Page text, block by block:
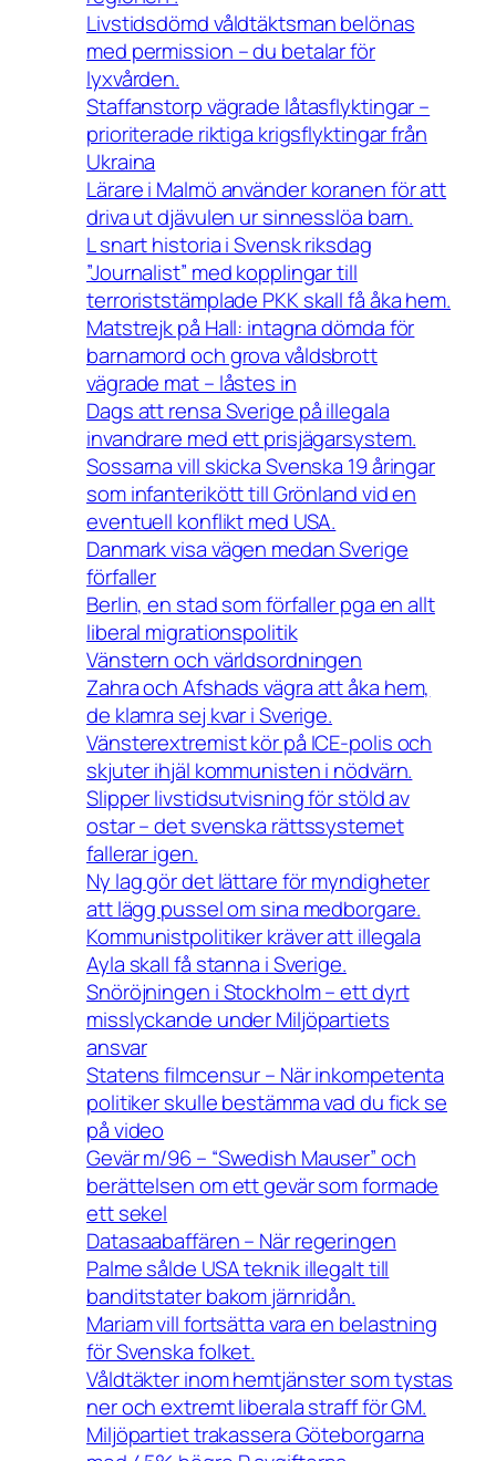
Livstidsdömd våldtäktsman belönas
med permission – du betalar för
lyxvården.
Staffanstorp vägrade låtasflyktingar –
prioriterade riktiga krigsflyktingar från
Ukraina
Lärare i Malmö använder koranen för att
driva ut djävulen ur sinnesslöa barn.
L snart historia i Svensk riksdag
”Journalist” med kopplingar till
terroriststämplade PKK skall få åka hem.
Matstrejk på Hall: intagna dömda för
barnamord och grova våldsbrott
vägrade mat – låstes in
Dags att rensa Sverige på illegala
invandrare med ett prisjägarsystem.
Sossarna vill skicka Svenska 19 åringar
som infanterikött till Grönland vid en
eventuell konflikt med USA.
Danmark visa vägen medan Sverige
förfaller
Berlin, en stad som förfaller pga en allt
liberal migrationspolitik
Vänstern och världsordningen
Zahra och Afshads vägra att åka hem,
de klamra sej kvar i Sverige.
Vänsterextremist kör på ICE-polis och
skjuter ihjäl kommunisten i nödvärn.
Slipper livstidsutvisning för stöld av
ostar – det svenska rättssystemet
fallerar igen.
Ny lag gör det lättare för myndigheter
att lägg pussel om sina medborgare.
Kommunistpolitiker kräver att illegala
Ayla skall få stanna i Sverige.
Snöröjningen i Stockholm – ett dyrt
misslyckande under Miljöpartiets
ansvar
Statens filmcensur – När inkompetenta
politiker skulle bestämma vad du fick se
på video
Gevär m/96 – “Swedish Mauser” och
berättelsen om ett gevär som formade
ett sekel
Datasaabaffären – När regeringen
Palme sålde USA teknik illegalt till
banditstater bakom järnridån.
Mariam vill fortsätta vara en belastning
för Svenska folket.
Våldtäkter inom hemtjänster som tystas
ner och extremt liberala straff för GM.
Miljöpartiet trakassera Göteborgarna